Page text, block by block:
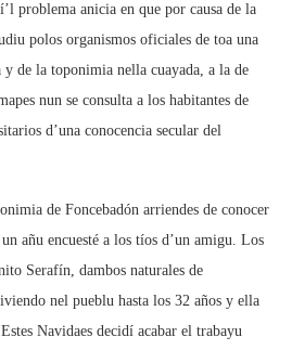
problema anicia en que por causa de la
polos organismos oficiales de toa una
y de la toponimia nella cuayada, a la de
nun se consulta a los habitantes de
d’una conocencia secular del
de Foncebadón arriendes de conocer
añu encuesté a los tíos d’un amigu. Los
Serafín, dambos naturales de
nel pueblu hasta los 32 años y ella
Navidaes decidí acabar el trabayu